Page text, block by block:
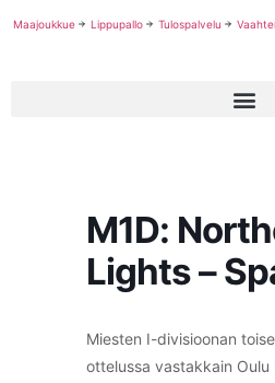
Maajoukkue Lippupallo Tulospalvelu
M1D:
Lights –
Miesten I-divisioonan
ottelussa vastakkain